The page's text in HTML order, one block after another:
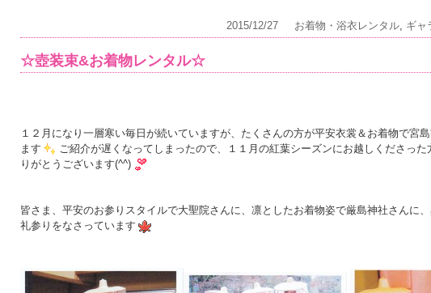
2015/12/27 お着物・浴衣レンタル, ギャ
☆壺装束&お着物レンタル☆
１２月になり一層寒い毎日が続いていますが、たくさんの方が平安衣裳＆お着物で宮
ます
ご紹介が遅くなってしまったので、１１月の紅葉シーズンにお越しくださっ
りがとうございます(^^)
皆さま、平安のお参りスタイルで大聖院さんに、凛としたお着物姿で厳島神社さんに
礼参りをなさっています